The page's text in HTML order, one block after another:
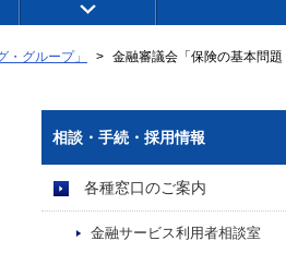
Machine translation
グループ」
金融審議会「保険の基本問題
相談・手続・採用情報
各種窓口のご案内
金融サービス利用者相談室